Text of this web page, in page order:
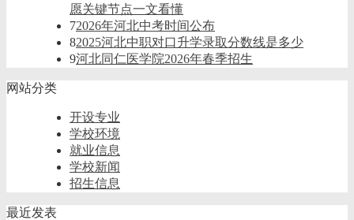
愿关键节点一文看懂
72026年河北中考时间公布
82025河北中职对口升学录取分数线是多少
9河北同仁医学院2026年春季招生
网站分类
开设专业
学校环境
就业信息
学校新闻
招生信息
最近发表